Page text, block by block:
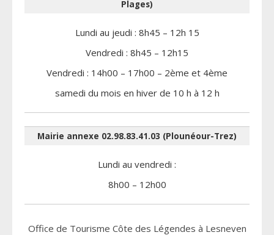
Plages)
Lundi au jeudi : 8h45 – 12h 15
Vendredi : 8h45 – 12h15
Vendredi : 14h00 – 17h00 – 2ème et 4ème
samedi du mois en hiver de 10 h à 12 h
Mairie annexe 02.98.83.41.03 (Plounéour-Trez)
Lundi au vendredi :
8h00 – 12h00
Office de Tourisme Côte des Légendes à Lesneven